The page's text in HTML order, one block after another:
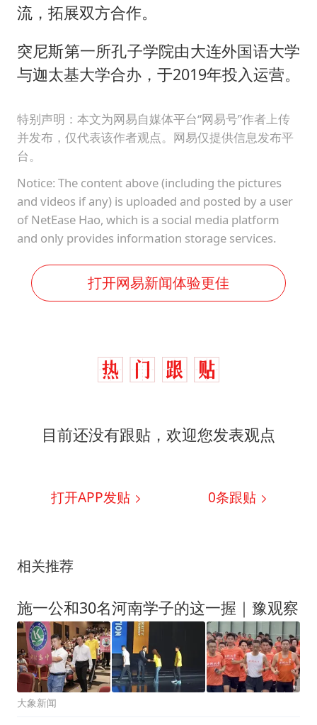
流，拓展双方合作。
突尼斯第一所孔子学院由大连外国语大学
与迦太基大学合办，于2019年投入运营。
特别声明：本文为网易自媒体平台“网易号”作者上传
并发布，仅代表该作者观点。网易仅提供信息发布平
台。
Notice: The content above (including the pictures
and videos if any) is uploaded and posted by a user
of NetEase Hao, which is a social media platform
and only provides information storage services.
打开网易新闻体验更佳
目前还没有跟贴，欢迎您发表观点
打开APP发贴 0条跟贴
相关推荐
施一公和30名河南学子的这一握｜豫观察
大象新闻